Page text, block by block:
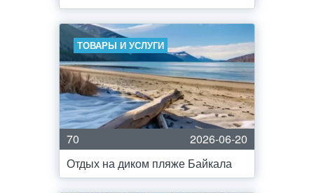
ТОВАРЫ И УСЛУГИ
70
2026-06-20
Отдых на диком пляже Байкала